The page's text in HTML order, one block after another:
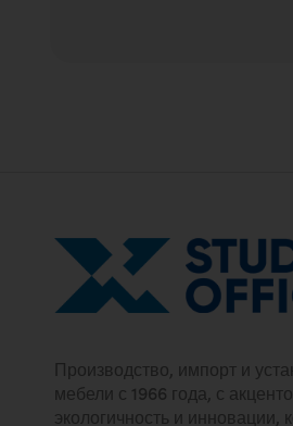
Производство, импорт и
мебели с 1966 года, с
экологичность и инновации,